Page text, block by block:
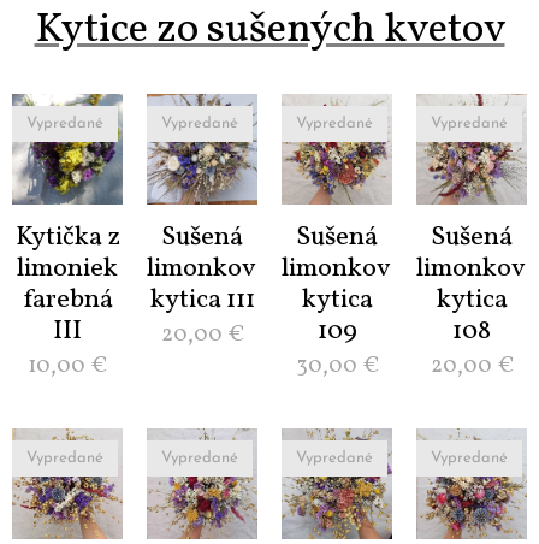
Kytice zo sušených kvetov
Kytička z
limoniek
farebná
III
Vypredané
10,00 €
Sušená
limonková
kytica 111
Vypredané
20,00 €
Sušená
limonková
kytica
109
Vypredané
30,00 €
Sušená
limonková
kytica
108
Vypredané
20,00 €
Vypredané Vypredané Vypredané Vypredané